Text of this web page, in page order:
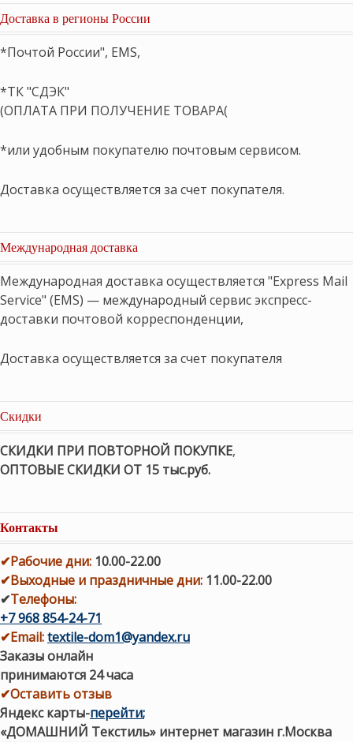
Доставка в регионы России
*Почтой России", EMS,
*ТК "СДЭК"
(ОПЛАТА ПРИ ПОЛУЧЕНИЕ ТОВАРА(
*или удобным покупателю почтовым сервисом.
Доставка осуществляется за счет покупателя.
Международная доставка
Международная доставка осуществляется "Express Mail
Service" (EMS) — международный сервис экспресс-
доставки почтовой корреспонденции,
Доставка осуществляется за счет покупателя
Скидки
СКИДКИ ПРИ ПОВТОРНОЙ ПОКУПКЕ,
ОПТОВЫЕ СКИДКИ ОТ 15 тыс.руб.
Контакты
✔Рабочие дни: 10.00-22.00
✔Выходные и праздничные дни: 11.00-22.00
✔Телефоны:
+7 968 854-24-71
✔Email:textile-dom1@yandex.ru
Заказы онлайн
принимаются 24 часа
✔Оставить отзыв
Яндекс карты-перейти;
«ДОМАШНИЙ Текстиль» интернет магазин г.Москва